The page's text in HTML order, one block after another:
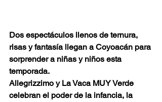
Dos espectáculos llenos de ternura,
risas y fantasía llegan a Coyoacán para
sorprender a niñas y niños esta
temporada.
Allegrizzimo y La Vaca MUY Verde
celebran el poder de la infancia, la